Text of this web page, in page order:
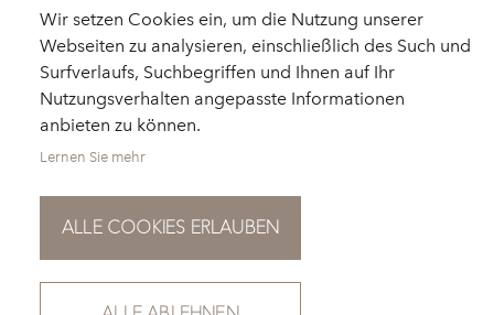
HÄNDLERSUCHE
KATALOGBESTELLUNG
NEWSLETTER
Wir setzen Cookies ein, um die Nutzung unserer
Webseiten zu analysieren, einschließlich des Such und
Surfverlaufs, Suchbegriffen und Ihnen auf Ihr
Nutzungsverhalten angepasste Informationen
anbieten zu können.
Lernen Sie mehr
ALLE COOKIES ERLAUBEN